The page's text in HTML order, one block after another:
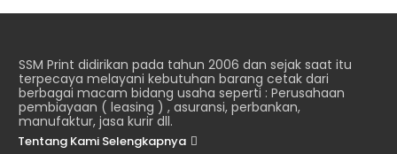
SSM Print didirikan pada tahun 2006 dan sejak saat itu
terpecaya melayani kebutuhan barang cetak dari
berbagai macam bidang usaha seperti : Perusahaan
pembiayaan ( leasing ) , asuransi, perbankan,
manufaktur, jasa kurir dll.
Tentang Kami Selengkapnya